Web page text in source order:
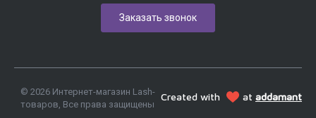
Заказать звонок
© 2026 Интернет-магазин Lash-
товаров, Все права защищены
Created with at addamant